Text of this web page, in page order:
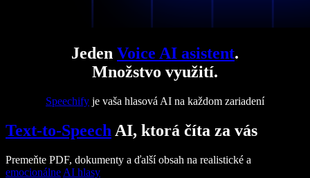
Jeden Voice AI asistent.
Množstvo využití.
Speechify je vaša hlasová AI na každom zariadení
Text-to-Speech AI, ktorá číta za vás
Premeňte PDF, dokumenty a ďalší obsah na realistické a
emocionálne AI hlasy